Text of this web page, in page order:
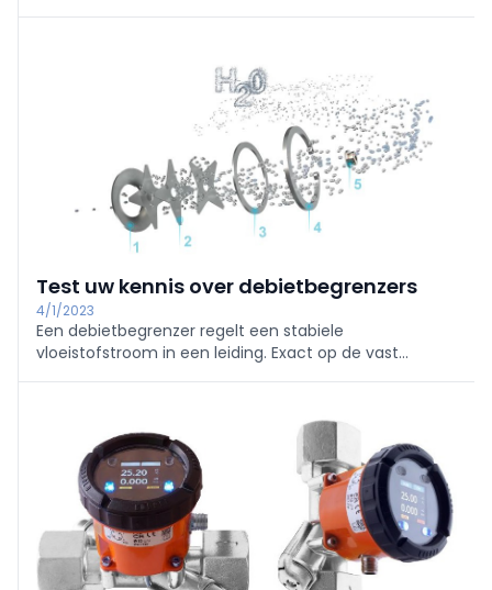
moeilijker te meten omdat het grote zwevende
elementen bevat die flowmeters kunnen
Test uw kennis over debietbegrenzers
4/1/2023
Een debietbegrenzer regelt een stabiele
vloeistofstroom in een leiding. Exact op de vast
dat de waterdruk wijzigt wordt het debiet constant
gehouden. De doorstroombegrenzer is vergelijkbaar
met ...